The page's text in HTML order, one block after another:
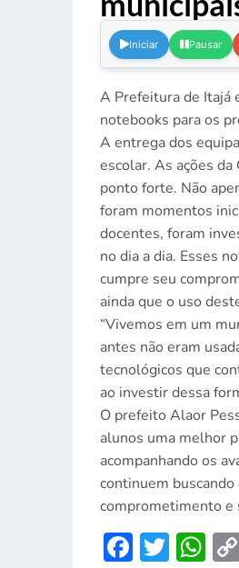
Iniciar Pausar
A Prefeitura de Itajá
notebooks para os
A entrega dos
escolar. As ações
ponto forte. Não
foram momentos
docentes, foram
no dia a dia. Esses
cumpre seu
ainda que o uso
“Vivemos em um
antes não eram
tecnológicos que
ao investir dessa
O prefeito Alaor
alunos uma melhor
acompanhando os
continuem
comprometimento e